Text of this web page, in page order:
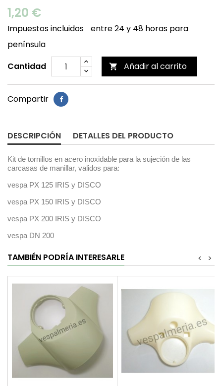
1,20 €
Impuestos incluidos
entre 24 y 48 horas para
península
Cantidad
 Añadir al carrito
Compartir
DESCRIPCIÓN DETALLES DEL PRODUCTO
Kit de tornillos en acero inoxidable para la sujeción de las
carcasas de manillar, validos para:
vespa PX 125 IRIS y DISCO
vespa PX 150 IRIS y DISCO
vespa PX 200 IRIS y DISCO
vespa DN 200
TAMBIÉN PODRÍA INTERESARLE >
<